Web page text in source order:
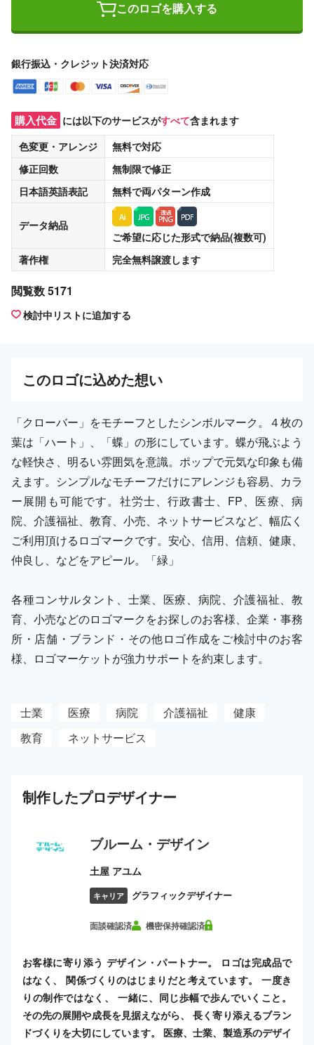
このロゴを購入する
銀行振込・クレジット決済対応
購入代金 には以下のサービスがすべて含まれます
色変更・アレンジ
無料で対応
修正回数
無制限で修正
日本語英語表記
無料で両パターン作成
データ納品
ご希望に応じた形式で納品(複数可)
著作権
完全無料譲渡します
閲覧数 5171
検討中リストに追加する
このロゴに込めた想い
「クローバー」をモチーフとしたシンボルマーク。４枚の
葉は「ハート」、「蝶」の形にしています。蝶が飛ぶよう
な軽快さ、明るい雰囲気を意識。ポップで元気な印象も備
えます。シンプルなモチーフだけにアレンジも容易、カラ
ー展開も可能です。社労士、行政書士、FP、医療、病
院、介護福祉、教育、小売、ネットサービスなど、幅広く
ご利用頂けるロゴマークです。安心、信用、信頼、健康、
仲良し、などをアピール。「緑」
各種コンサルタント、士業、医療、病院、介護福祉、教
育、小売などのロゴマークをお探しのお客様、企業・事務
所・店舗・ブランド・その他ロゴ作成をご検討中のお客
様、ロゴマーケットが強力サポートを約束します。
士業 医療 病院 介護福祉
健康
教育
ネットサービス
制作したプロデザイナー
ブルーム・デザイン
土屋 アユム
キャリア グラフィックデザイナー
面談確認済 機密保持確認済
お客様に寄り添う デザイン・パートナー。 ロゴは完成品で
はなく、 関係づくりのはじまりだと考えています。 一度き
りの制作ではなく、 一緒に、同じ歩幅で歩んでいくこと。
その先の展開や成長を見据えながら、 長く寄り添えるブラン
ドづくりを大切にしています。 医療、士業、製造系のデザイ